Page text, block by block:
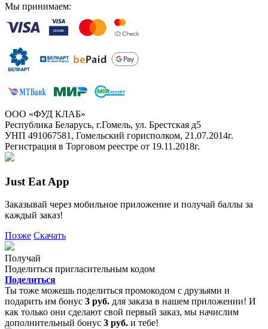
Мы принимаем:
ООО «ФУД КЛАБ»
Республика Беларусь, г.Гомель, ул. Брестская д5
УНП 491067581, Гомельский горисполком, 21.07.2014г.
Регистрация в Торговом реестре от 19.11.2018г.
Just Eat App
Заказывай через мобильное приложение и получай баллы за
каждый заказ!
Позже Скачать
Получай
Поделиться пригласительным кодом
Поделиться
Ты тоже можешь поделиться промокодом с друзьями и
подарить им бонус 3 руб. для заказа в нашем приложении! И
как только они сделают свой первый заказ, мы начислим
дополнительный бонус 3 руб. и тебе!